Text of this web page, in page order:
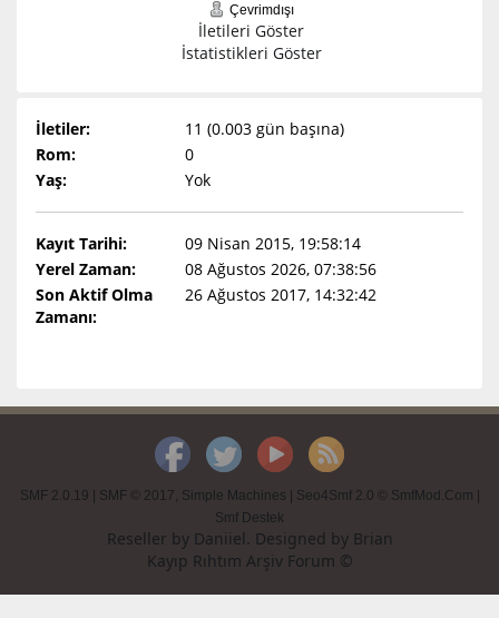
Çevrimdışı
İletileri Göster
İstatistikleri Göster
İletiler:
11 (0.003 gün başına)
Rom:
0
Yaş:
Yok
Kayıt Tarihi:
09 Nisan 2015, 19:58:14
Yerel Zaman:
08 Ağustos 2026, 07:38:56
Son Aktif Olma
Zamanı:
26 Ağustos 2017, 14:32:42
SMF 2.0.19 SMF © 2017, Simple Machines Seo4Smf 2.0 © SmfMod.Com
Smf Destek
Reseller by Daniiel. Designed by Brian
Kayıp Rıhtım Arşiv Forum ©